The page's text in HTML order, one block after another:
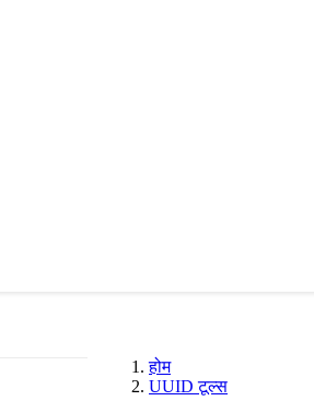
होम
UUID टूल्स